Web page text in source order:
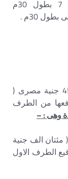
القطعة رقم 7 بطول 30م
30م .
تم هذا البيع نظير مبلغ إجمالى قدرة 450000 جنية مصرى (
من الطرف
وهى : –
200000 جنية ( مئتان الف جنية
الطرف الاول